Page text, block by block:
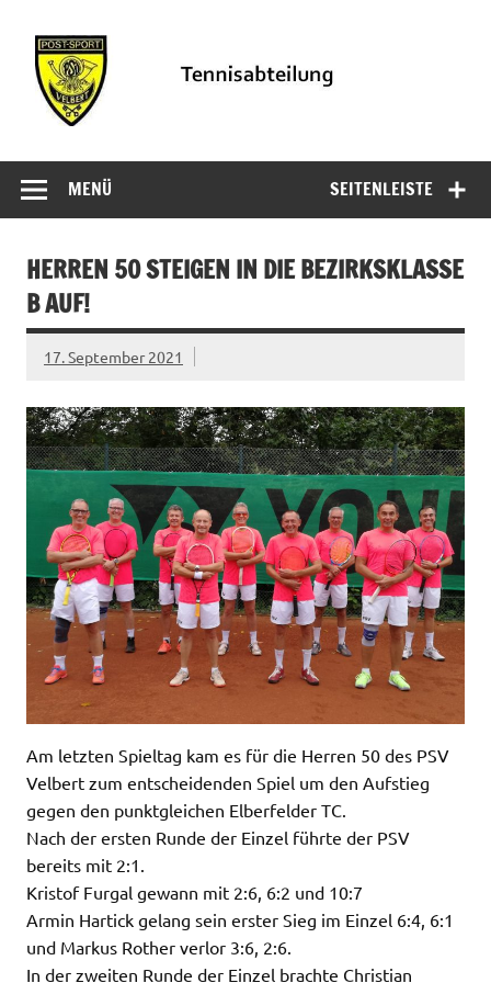
springen
Tennisabteilung
Velbert
SEITENLEISTE
MENÜ
HERREN 50 STEIGEN IN DIE BEZIRKSKLASSE
B AUF!
17. September 2021
Am letzten Spieltag kam es für die Herren 50 des PSV
Velbert zum entscheidenden Spiel um den Aufstieg
gegen den punktgleichen Elberfelder TC.
Nach der ersten Runde der Einzel führte der PSV
bereits mit 2:1.
Kristof Furgal gewann mit 2:6, 6:2 und 10:7
Armin Hartick gelang sein erster Sieg im Einzel 6:4, 6:1
und Markus Rother verlor 3:6, 2:6.
In der zweiten Runde der Einzel brachte Christian